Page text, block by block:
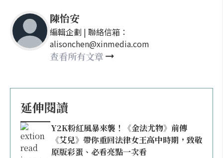
陳怡安
編輯企劃 | 聯絡信箱：
alisonchen@xinmedia.com
查看所有文章
延伸閱讀
Y2K粉紅風暴來襲！《金法尤物》前傳
《艾兒》帶你重回法律女王高中時期，致敬
原版彩蛋、必看亮點一次看